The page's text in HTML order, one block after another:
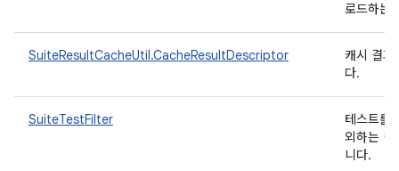
로드하는
SuiteResultCacheUtil.CacheResultDescriptor
캐시 결과
다.
SuiteTestFilter
테스트를
외하는 필
니다.